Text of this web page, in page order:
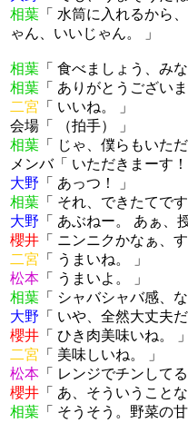
相葉 「 水筒に入れるから
ゃん、いいじゃん。 」
相葉 「 食べましょう、み
相葉 「 ありがとうござい
二宮 「 いいね。 」
会場「 （拍手） 」
相葉 「 じゃ、僕らもいた
メンバ「 いただきまーす！
大野 「 あっつ！ 」
相葉 「 それ、できたてで
大野 「 あぶねー。 あぁ、
櫻井 「 ニンニクかなぁ、
二宮 「 うまいね。 」
松本 「 うまいよ。 」
相葉 「 シャバシャバ感、
大野 「 いや、全然大丈夫だ
櫻井 「 ひき肉美味いね。 」
二宮 「 美味しいね。 」
松本 「 レンジでチンして
櫻井 「 あ、そういうこと
相葉 「 そうそう。野菜の